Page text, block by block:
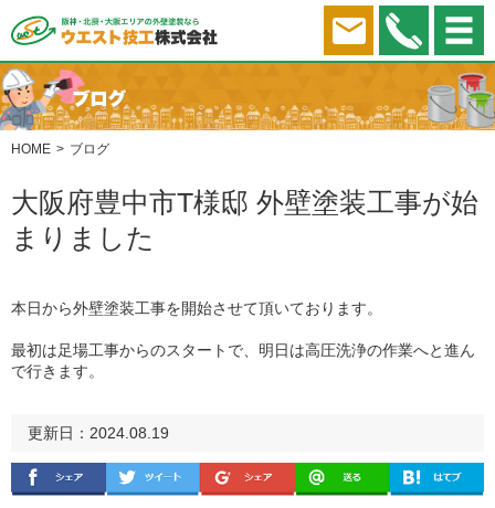
HOME ブログ
大阪府豊中市T様邸 外壁塗装工事が始
まりました
本日から外壁塗装工事を開始させて頂いております。
最初は足場工事からのスタートで、明日は高圧洗浄の作業へと進ん
で行きます。
更新日：2024.08.19